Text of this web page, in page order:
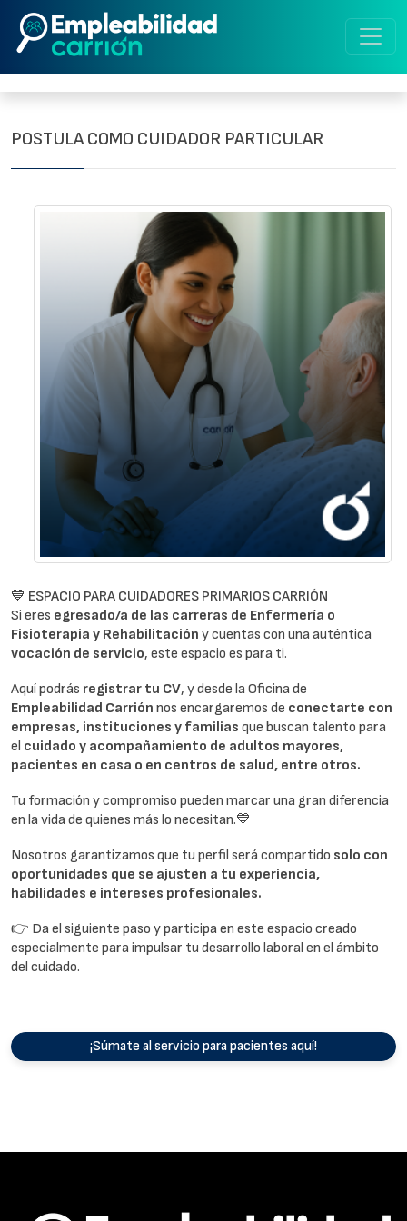
POSTULA COMO CUIDADOR PARTICULAR
💙 ESPACIO PARA CUIDADORES PRIMARIOS CARRIÓN
Si eres egresado/a de las carreras de Enfermería o
Fisioterapia y Rehabilitación y cuentas con una auténtica
vocación de servicio, este espacio es para ti.
Aquí podrás registrar tu CV, y desde la Oficina de
Empleabilidad Carrión nos encargaremos de conectarte con
empresas, instituciones y familias que buscan talento para
el cuidado y acompañamiento de adultos mayores,
pacientes en casa o en centros de salud, entre otros.
Tu formación y compromiso pueden marcar una gran diferencia
en la vida de quienes más lo necesitan.💙
Nosotros garantizamos que tu perfil será compartido solo con
oportunidades que se ajusten a tu experiencia,
habilidades e intereses profesionales.
👉 Da el siguiente paso y participa en este espacio creado
especialmente para impulsar tu desarrollo laboral en el ámbito
del cuidado.
¡Súmate al servicio para pacientes aquí!